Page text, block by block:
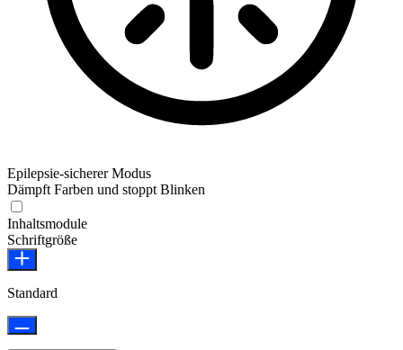
Epilepsie-sicherer Modus
Dämpft Farben und stoppt Blinken
Inhaltsmodule
Schriftgröße
Standard